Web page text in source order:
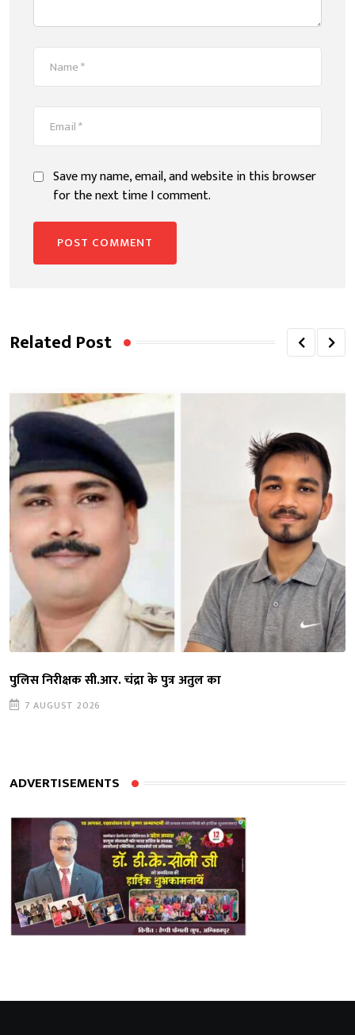
Save my name, email, and website in this browser
for the next time I comment.
Related Post
पुलिस निरीक्षक सी.आर. चंद्रा के पुत्र अतुल का
7 AUGUST 2026
ADVERTISEMENTS